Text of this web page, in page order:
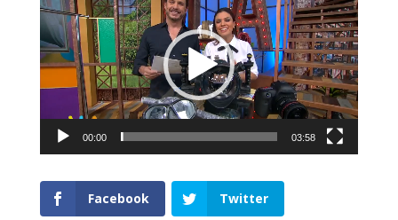
de
vídeo
00:00 03:58
Facebook Twitter